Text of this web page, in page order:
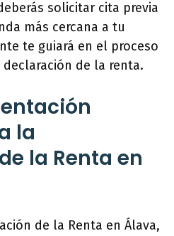
solicitar cita previa
más cercana a tu
te guiará en el proceso
de la renta.
la
la Renta en
de la Renta en Álava,